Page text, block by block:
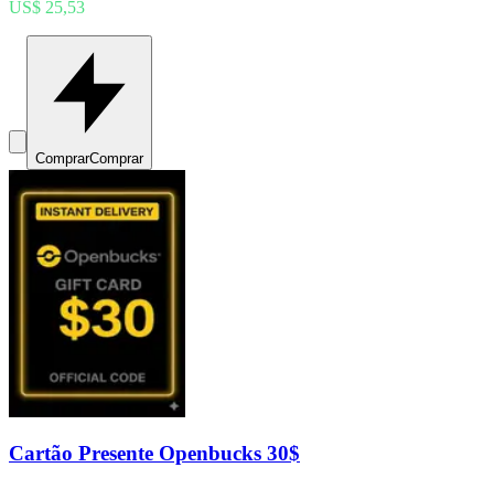
US$ 25,53
ComprarComprar
Cartão Presente Openbucks 30$